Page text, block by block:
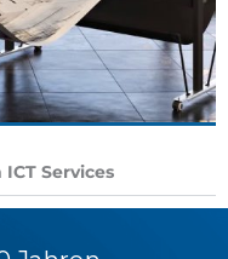
Services